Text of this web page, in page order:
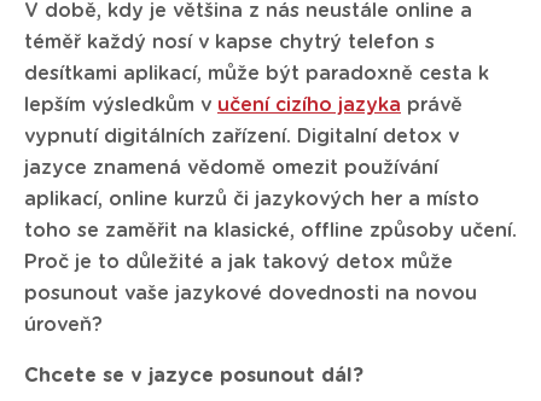
V době, kdy je většina z nás neustále online a
téměř každý nosí v kapse chytrý telefon s
desítkami aplikací, může být paradoxně cesta k
lepším výsledkům v učení cizího jazyka právě
vypnutí digitálních zařízení. Digitalní detox v
jazyce znamená vědomě omezit používání
aplikací, online kurzů či jazykových her a místo
toho se zaměřit na klasické, offline způsoby učení.
Proč je to důležité a jak takový detox může
posunout vaše jazykové dovednosti na novou
úroveň?
Chcete se v jazyce posunout dál?